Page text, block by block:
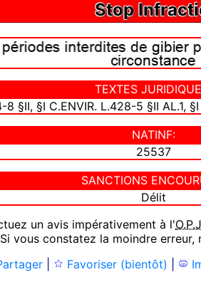
Stop
TEXTES
8 §II, §I C.ENVIR. L.428-5 §II AL.1,
NATINF:
25537
SANCTIONS
Délit
un avis impérativement à l'
Si vous constatez la moindre erreur,
Favoriser (bientôt)